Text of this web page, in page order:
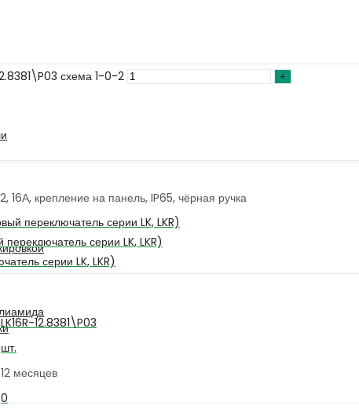
схема 1-0-2
16А, крепление на панель, IP65, чёрная ручка
переключатель серии LK, LKR)
серии LK, LKR)
серии LK, LKR)
LK16R-12.8381\P03
шт.
12 месяцев
0